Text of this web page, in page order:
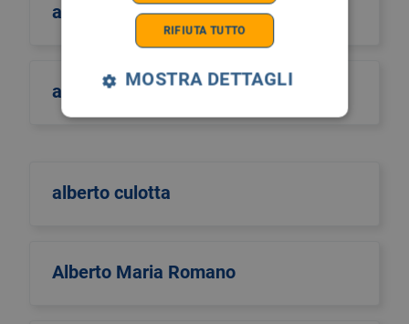
albero della vita
alberto castiglione
alberto culotta
Alberto Maria Romano
RIFIUTA TUTTO
MOSTRA DETTAGLI